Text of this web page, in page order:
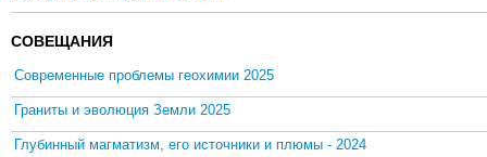
СОВЕЩАНИЯ
Современные проблемы геохимии 2025
Граниты и эволюция Земли 2025
Глубинный магматизм, его источники и плюмы - 2024